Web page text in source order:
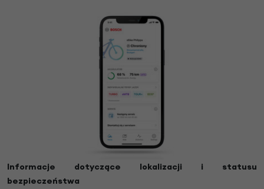
Informacje dotyczące lokalizacji i statusu
bezpieczeństwa